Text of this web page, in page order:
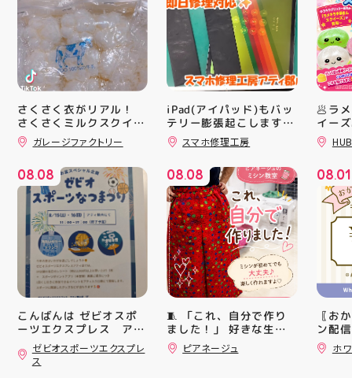
さくさく衣がリアル！
さくさくミルクスクイー
ズ入荷！ クセになる感
触ですよ 他にもスクイ
お楽しみにーっ️‍️‍️‍ 郡山駅
前 アティ郡山4F “ガレ
ージファクトリー”へ遊
びに来てね️‍️‍️‍ #福島 #郡山
#郡山駅前 #雑貨屋 #ス
クイーズ
ガレージファクトリー
08.08
こんばんは ゼビオスポ
ーツエクスプレス アテ
ィ郡山です ・ 本日は
「ゼビオスポーツなつま
つり」開催のお知らせで
ゼビオスポーツエクスプレ
ス
iPad(アイパッド)もバッ
テリー膨張起こします🔋
💥スマホ修理工房アティ
郡山店ならデータそのま
スマホ修理工房
08.08
🧵 「これ、自分で作り
ました！」 好きな生地
を選んで、ミシンで少し
ずつ形にしていく時間
ピアネージュ
🥟ラ
イー
沸騰
んス
が と
にゅ
みつ
い…
に入
らの
中華
中華
レン
シル
08.01
〖お
ン配
ッパ
￥
ホ